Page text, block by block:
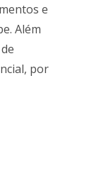
e
Além
por